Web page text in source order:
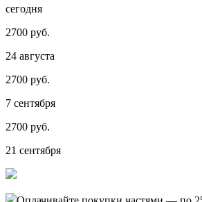
сегодня
2700 руб.
24 августа
2700 руб.
7 сентября
2700 руб.
21 сентября